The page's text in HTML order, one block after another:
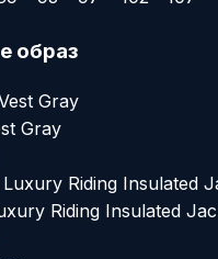
образ
Gray
Riding Insulated